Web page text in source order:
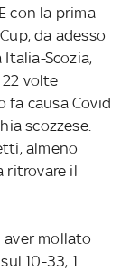
con la prima
da adesso
Scozia,
volte
fa causa Covid
scozzese.
almeno
ritrovare il
aver mollato
10-33, 1